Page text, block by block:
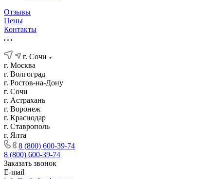
Отзывы
Цены
Контакты
г. Сочи
г. Москва
г. Волгоград
г. Ростов-на-Дону
г. Сочи
г. Астрахань
г. Воронеж
г. Краснодар
г. Ставрополь
г. Ялта
8 (800) 600-39-74
8 (800) 600-39-74
Заказать звонок
E-mail